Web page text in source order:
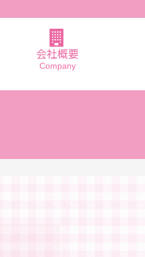
会社概要
Company